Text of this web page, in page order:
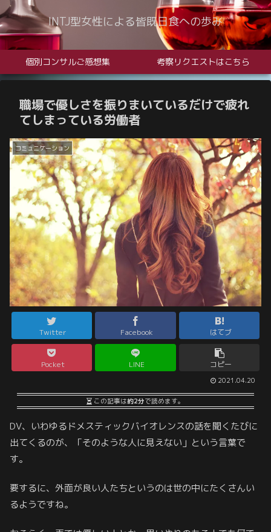
INTJ型女性による皆既日食への歩み
個別コンサルご感想集 考察リクエストはこちら
職場で優しさを振りまいているだけで疲れ
てしまっている労働者
コミュニケーション
Twitter Facebook はてブ
Pocket LINE コピー
2021.04.20
この記事は約2分で読めます。
DV、いわゆるドメスティックバイオレンスの話を聞くたびに
出てくるのが、「そのような人に見えない」という言葉で
す。
要するに、外面が良い人たちというのは世の中にたくさんい
るようですね。